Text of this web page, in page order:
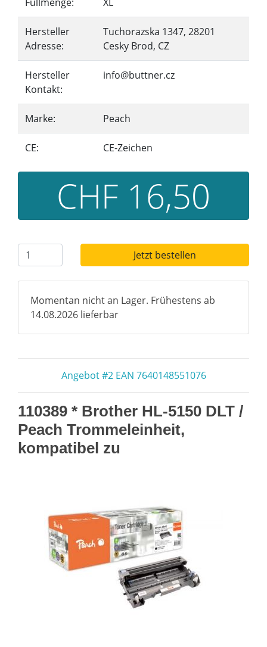
Hersteller
Adresse:
Tuchorazska 1347, 28201
Cesky Brod, CZ
Hersteller
Kontakt:
info@buttner.cz
Marke: Peach
CE: CE-Zeichen
CHF 16,50
Jetzt bestellen
Momentan nicht an Lager. Frühestens ab
14.08.2026 lieferbar
Angebot #2 EAN 7640148551076
110389 * Brother HL-5150 DLT /
Peach Trommeleinheit,
kompatibel zu